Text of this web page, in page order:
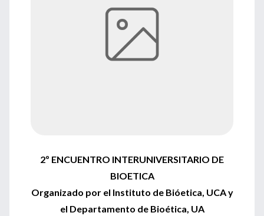
2º ENCUENTRO INTERUNIVERSITARIO DE
BIOETICA
Organizado por el Instituto de Bióetica, UCA y
el Departamento de Bioética, UA